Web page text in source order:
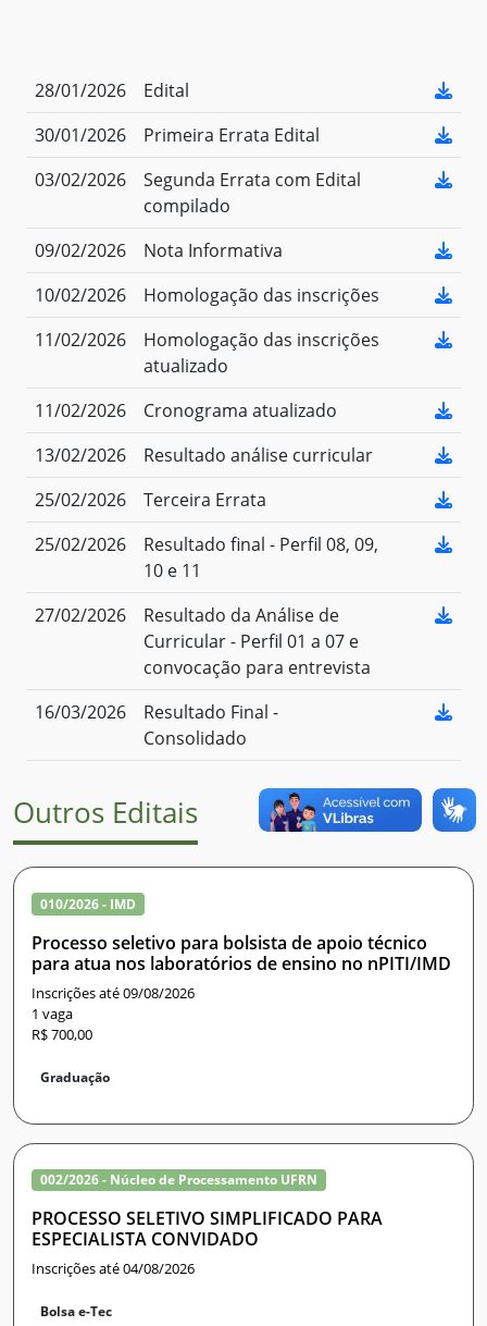
28/01/2026
Edital
30/01/2026
Primeira Errata Edital
03/02/2026
Segunda Errata com Edital
compilado
09/02/2026
Nota Informativa
10/02/2026
Homologação das inscrições
11/02/2026
Homologação das inscrições
atualizado
11/02/2026
Cronograma atualizado
13/02/2026
Resultado análise curricular
25/02/2026
Terceira Errata
25/02/2026
Resultado final - Perfil 08, 09,
10 e 11
27/02/2026
Resultado da Análise de
Curricular - Perfil 01 a 07 e
convocação para entrevista
16/03/2026
Resultado Final -
Consolidado
Outros Editais
010/2026 - IMD
Processo seletivo para bolsista de apoio técnico
para atua nos laboratórios de ensino no nPITI/IMD
Inscrições até 09/08/2026
1 vaga
R$ 700,00
Graduação
002/2026 - Núcleo de Processamento UFRN
PROCESSO SELETIVO SIMPLIFICADO PARA
ESPECIALISTA CONVIDADO
Inscrições até 04/08/2026
Bolsa e-Tec